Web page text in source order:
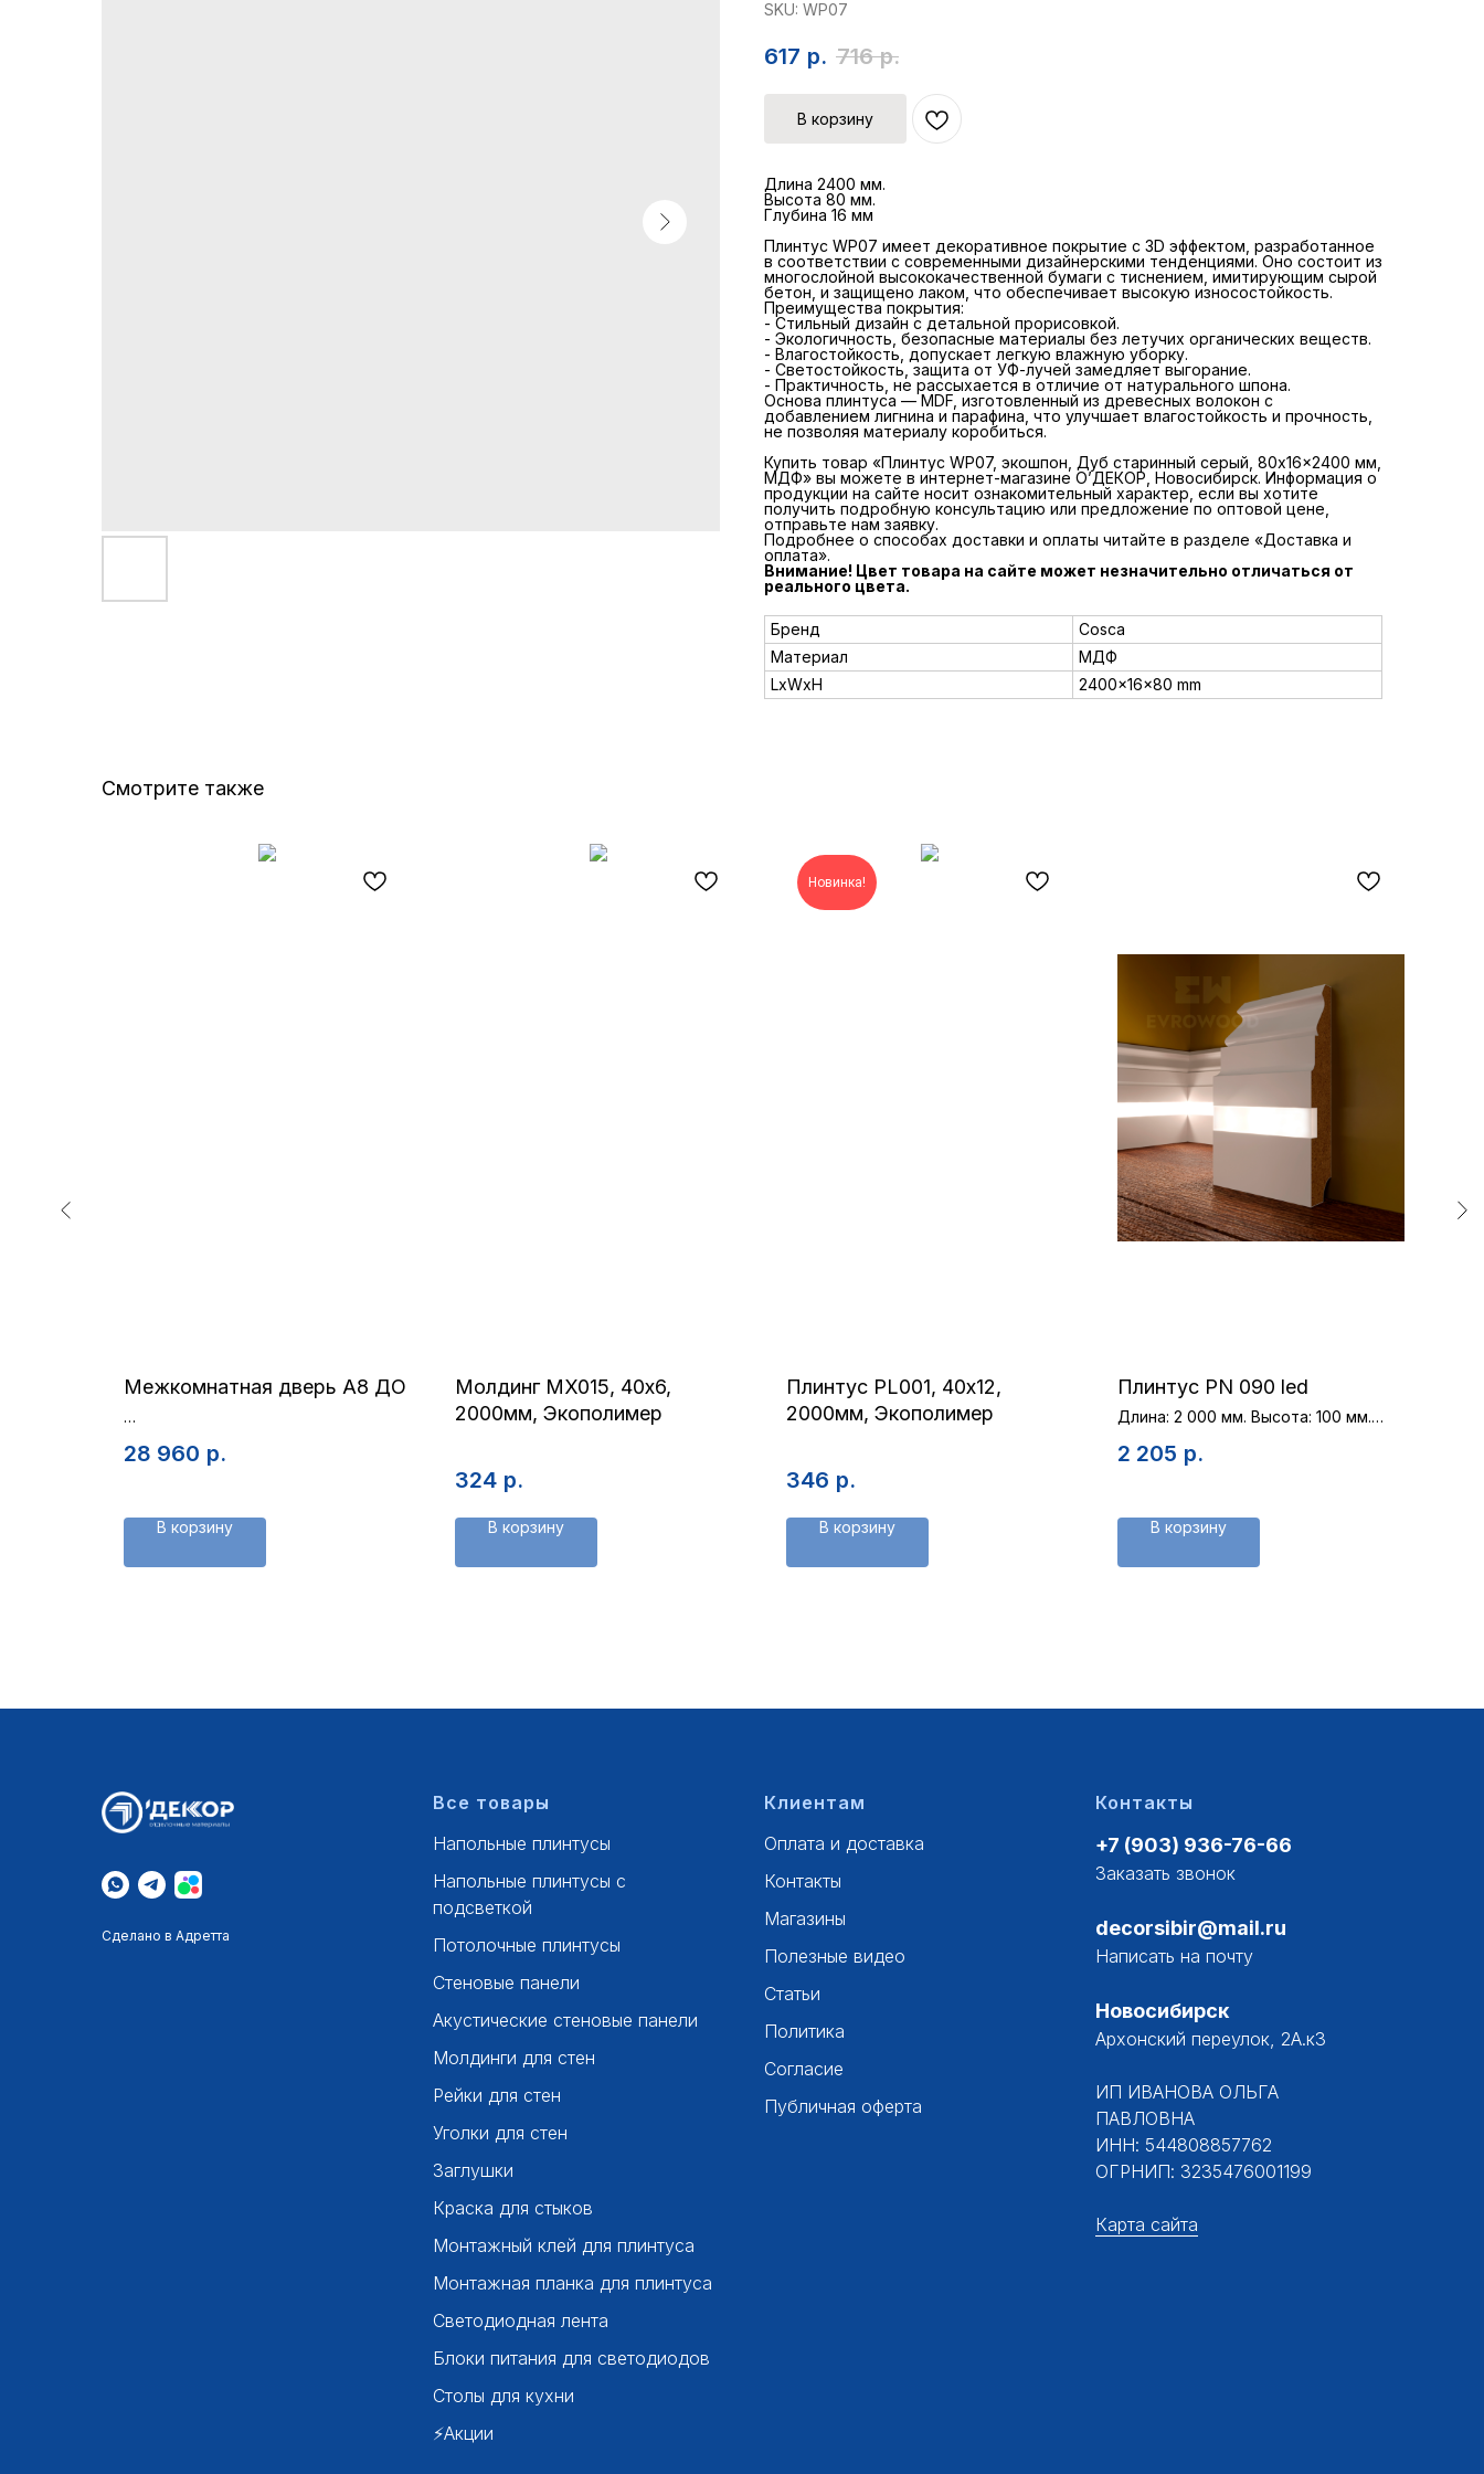
SKU: WP07
617 р. 716 р.
В корзину
Длина 2400 мм.
Высота 80 мм.
Глубина 16 мм
Плинтус WP07 имеет декоративное покрытие с 3D эффектом, разработанное
в соответствии с современными дизайнерскими тенденциями. Оно состоит из
многослойной высококачественной бумаги с тиснением, имитирующим сырой
бетон, и защищено лаком, что обеспечивает высокую износостойкость.
Преимущества покрытия:
- Стильный дизайн с детальной прорисовкой.
- Экологичность, безопасные материалы без летучих органических веществ.
- Влагостойкость, допускает легкую влажную уборку.
- Светостойкость, защита от УФ-лучей замедляет выгорание.
- Практичность, не рассыхается в отличие от натурального шпона.
Основа плинтуса — MDF, изготовленный из древесных волокон с
добавлением лигнина и парафина, что улучшает влагостойкость и прочность,
не позволяя материалу коробиться.
Купить товар «Плинтус WP07, экошпон, Дуб старинный серый, 80x16x2400 мм,
МДФ» вы можете в интернет-магазине О’ДЕКОР, Новосибирск. Информация о
продукции на сайте носит ознакомительный характер, если вы хотите
получить подробную консультацию или предложение по оптовой цене,
отправьте нам заявку.
Подробнее о способах доставки и оплаты читайте в разделе «Доставка и
оплата».
Внимание! Цвет товара на сайте может незначительно отличаться от
реального цвета.
Бренд
Cosca
Материал
МДФ
LxWxH
2400x16x80 mm
Смотрите также
Межкомнатная дверь A8 ДО
торцам
28 960 р.
В корзину
Молдинг MX015, 40х6,
2000мм, Экополимер
324 р.
В корзину
Новинка!
Плинтус PL001, 40х12,
2000мм, Экополимер
346 р.
В корзину
Плинтус PN 090 led
Длина: 2 000 мм. Высота: 100 мм.
2 205 р.
В корзину
Сделано в Адретта
Все товары
Напольные плинтусы
Напольные плинтусы с
подсветкой
Потолочные плинтусы
Стеновые панели
Акустические стеновые панели
Молдинги для стен
Рейки для стен
Уголки для стен
Заглушки
Краска для стыков
Монтажный клей для плинтуса
Монтажная планка для плинтуса
Светодиодная лента
Блоки питания для светодиодов
Столы для кухни
⚡Акции
Клиентам
Оплата и доставка
Контакты
Магазины
Полезные видео
Статьи
Политика
Согласие
Публичная оферта
Контакты
+7 (903) 936-76-66
Заказать звонок
decorsibir@mail.ru
Написать на почту
Новосибирск
Архонский переулок, 2А.к3
ИП ИВАНОВА ОЛЬГА
ПАВЛОВНА
ИНН: 544808857762
ОГРНИП: 3235476001199
Карта сайта